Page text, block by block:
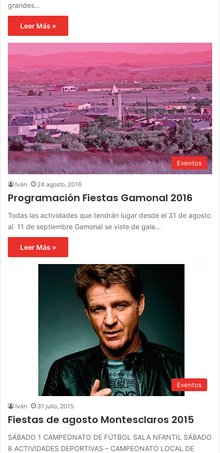
grandes…
Leer Más »
Eventos
Iván 24 agosto, 2016
Programación Fiestas Gamonal 2016
Todas las actividades que tendrán lugar desde el 31 de agosto
al 11 de septiembre Gamonal se viste de gala…
Leer Más »
Eventos
Iván 31 julio, 2015
Fiestas de agosto Montesclaros 2015
SÁBADO 1 CAMPEONATO DE FÚTBOL SALA NFANTIL SÁBADO
8 ACTIVIDADES DEPORTIVAS – CAMPEONATO LOCAL DE